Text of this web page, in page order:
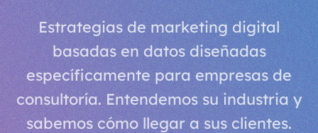
Estrategias de marketing digital
basadas en datos diseñadas
específicamente para empresas de
consultoría. Entendemos su industria y
sabemos cómo llegar a sus clientes.